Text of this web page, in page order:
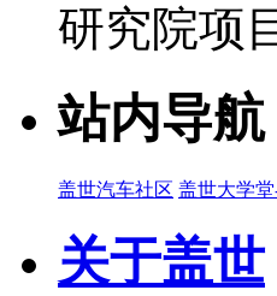
研究院项
站内导航
盖世汽车社区 盖世大学
关于盖世